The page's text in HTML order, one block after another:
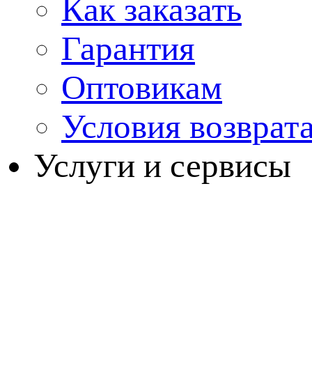
Как заказать
Гарантия
Оптовикам
Условия
Услуги и сервисы